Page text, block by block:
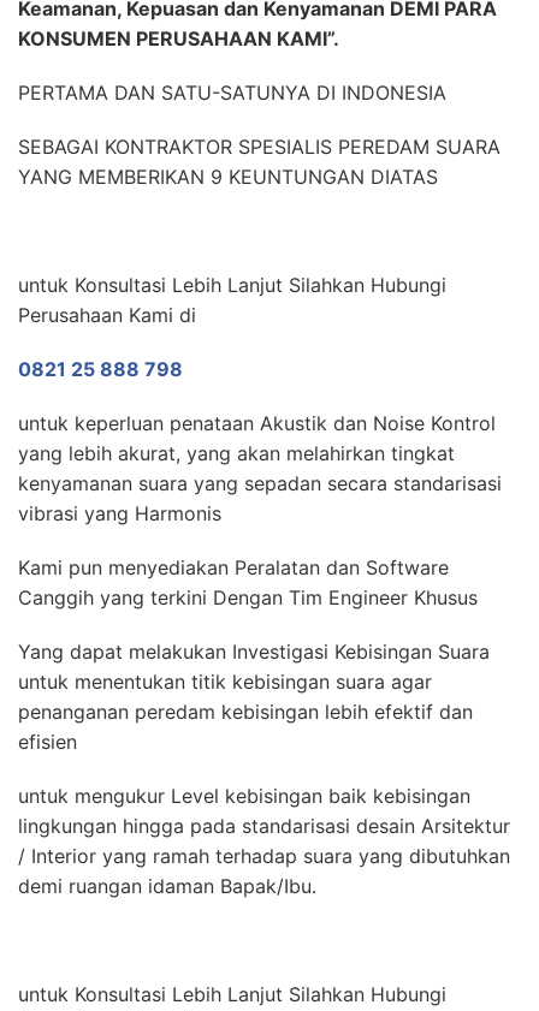
Keamanan, Kepuasan dan Kenyamanan DEMI PARA
KONSUMEN PERUSAHAAN KAMI”.
PERTAMA DAN SATU-SATUNYA DI INDONESIA
SEBAGAI KONTRAKTOR SPESIALIS PEREDAM SUARA
YANG MEMBERIKAN 9 KEUNTUNGAN DIATAS
untuk Konsultasi Lebih Lanjut Silahkan Hubungi
Perusahaan Kami di
0821 25 888 798
untuk keperluan penataan Akustik dan Noise Kontrol
yang lebih akurat, yang akan melahirkan tingkat
kenyamanan suara yang sepadan secara standarisasi
vibrasi yang Harmonis
Kami pun menyediakan Peralatan dan Software
Canggih yang terkini Dengan Tim Engineer Khusus
Yang dapat melakukan Investigasi Kebisingan Suara
untuk menentukan titik kebisingan suara agar
penanganan peredam kebisingan lebih efektif dan
efisien
untuk mengukur Level kebisingan baik kebisingan
lingkungan hingga pada standarisasi desain Arsitektur
/ Interior yang ramah terhadap suara yang dibutuhkan
demi ruangan idaman Bapak/Ibu.
untuk Konsultasi Lebih Lanjut Silahkan Hubungi